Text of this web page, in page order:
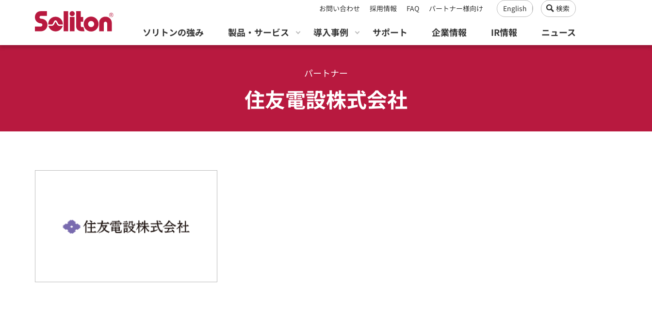
お問い合わせ 採用情報 FAQ パートナー様向け English 検索
ソリトンの強み 製品・サービス 導入事例 サポート 企業情報 IR情報 ニュース
パートナー
住友電設株式会社